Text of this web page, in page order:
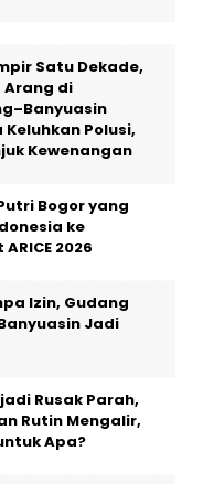
Satu Dekade,
Arang di
Polusi,
Kewenangan
Bogor yang
ke
2026
Izin, Gudang
Jadi
Rusak Parah,
Rutin Mengalir,
Apa?